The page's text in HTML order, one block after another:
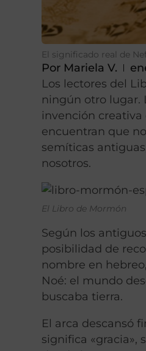
El significado real de
Por Mariela V.
Los lectores del
ningún otro lugar.
invención creativa
encuentran que
semíticas
nosotros.
El Libro de Mormón
Según los
posibilidad de
nombre en hebreo,
Noé: el mundo
buscaba tierra.
El arca descansó
significa «gracia»,